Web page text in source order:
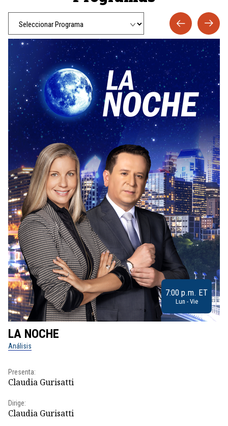
7:00 p.m. ET
Lun - Vie
LA NOCHE
Análisis
Presenta:
Claudia Gurisatti
Dirige:
Claudia Gurisatti